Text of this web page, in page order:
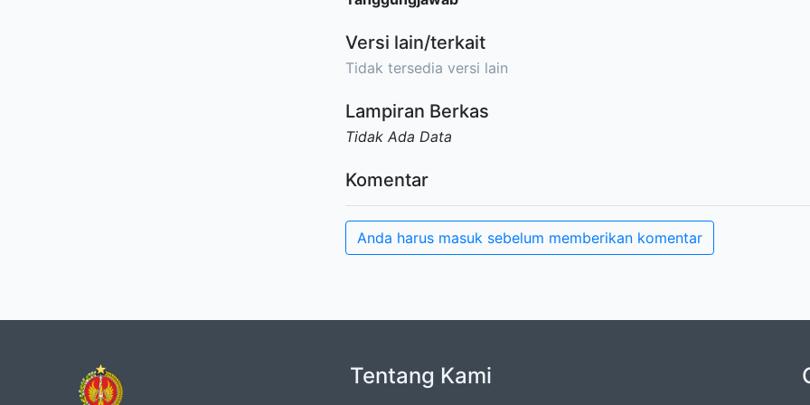
Versi lain/terkait
Tidak tersedia versi lain
Lampiran Berkas
Tidak Ada Data
Komentar
Anda harus masuk sebelum memberikan komentar
Tentang Kami